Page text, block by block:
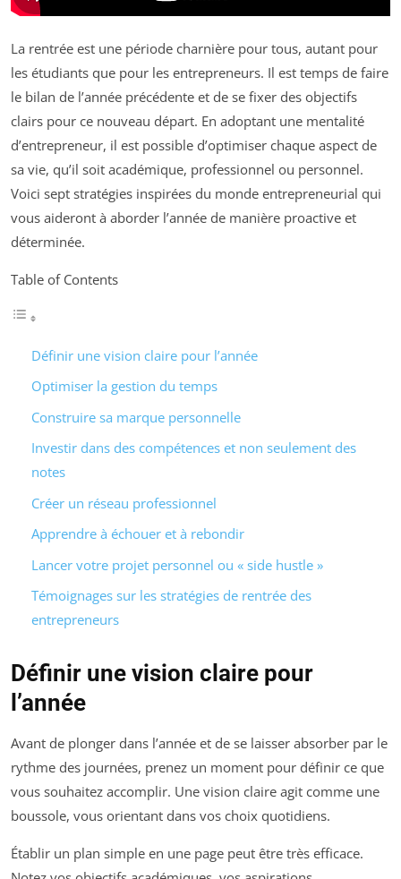
La rentrée est une période charnière pour tous, autant pour
les étudiants que pour les entrepreneurs. Il est temps de faire
le bilan de l’année précédente et de se fixer des objectifs
clairs pour ce nouveau départ. En adoptant une mentalité
d’entrepreneur, il est possible d’optimiser chaque aspect de
sa vie, qu’il soit académique, professionnel ou personnel.
Voici sept stratégies inspirées du monde entrepreneurial qui
vous aideront à aborder l’année de manière proactive et
déterminée.
Table of Contents
Définir une vision claire pour l’année
Optimiser la gestion du temps
Construire sa marque personnelle
Investir dans des compétences et non seulement des
notes
Créer un réseau professionnel
Apprendre à échouer et à rebondir
Lancer votre projet personnel ou « side hustle »
Témoignages sur les stratégies de rentrée des
entrepreneurs
Définir une vision claire pour
l’année
Avant de plonger dans l’année et de se laisser absorber par le
rythme des journées, prenez un moment pour définir ce que
vous souhaitez accomplir. Une vision claire agit comme une
boussole, vous orientant dans vos choix quotidiens.
Établir un plan simple en une page peut être très efficace.